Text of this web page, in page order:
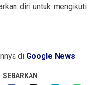
diri untuk mengikuti
di Google News
SEBARKAN